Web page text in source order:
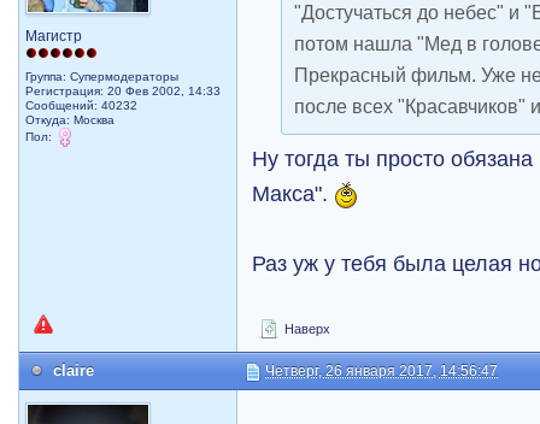
Магистр
Группа: Супермодераторы
Регистрация: 20 Фев 2002, 14:33
Сообщений: 40232
Откуда: Москва
Пол:
"Достучаться до небес" и
потом нашла "Мед в
Прекрасный фильм. Уже
после всех "Красавчиков"
Ну тогда ты просто
Макса".
Раз уж у тебя была целая
Наверх
claire Четверг, 26 января 2017, 14:56:47